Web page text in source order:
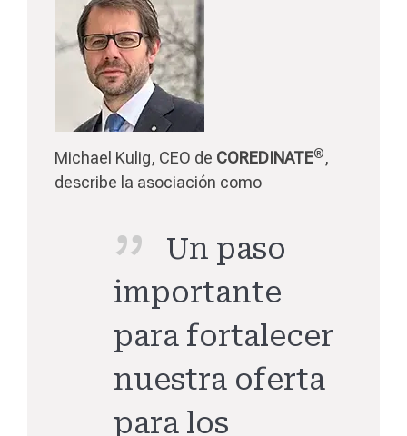
Michael Kulig, CEO de COREDINATE®,
describe la asociación como
Un paso
importante
para fortalecer
nuestra oferta
para los